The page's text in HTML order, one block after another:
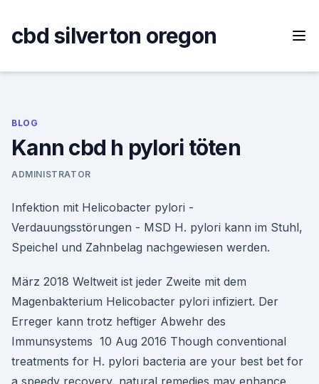
content
cbd silverton oregon
BLOG
Kann cbd h pylori töten
ADMINISTRATOR
Infektion mit Helicobacter pylori -
Verdauungsstörungen - MSD H. pylori kann im Stuhl,
Speichel und Zahnbelag nachgewiesen werden.
März 2018 Weltweit ist jeder Zweite mit dem
Magenbakterium Helicobacter pylori infiziert. Der
Erreger kann trotz heftiger Abwehr des
Immunsystems 10 Aug 2016 Though conventional
treatments for H. pylori bacteria are your best bet for
a speedy recovery, natural remedies may enhance